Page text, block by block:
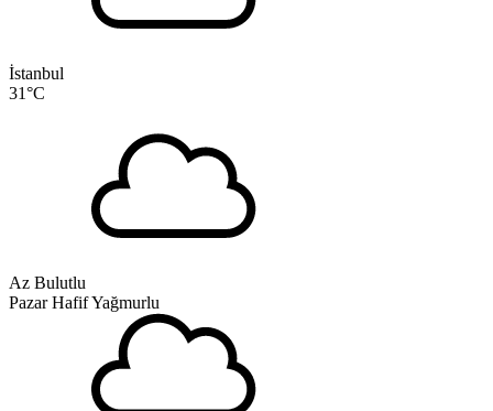
İstanbul
31°C
Az Bulutlu
Pazar Hafif Yağmurlu